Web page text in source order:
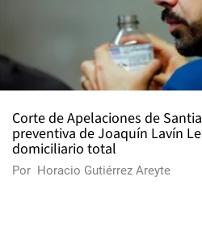
Corte de Apelaciones de
preventiva de Joaquín Lavín
domiciliario total
Por Horacio Gutiérrez Areyte